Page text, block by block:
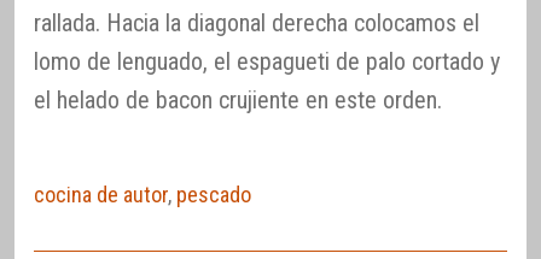
rallada. Hacia la diagonal derecha colocamos el
lomo de lenguado, el espagueti de palo cortado y
el helado de bacon crujiente en este orden.
cocina de autor, pescado